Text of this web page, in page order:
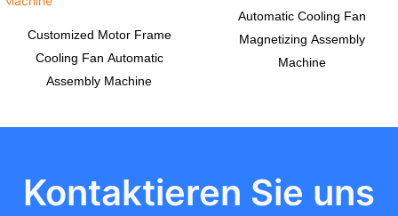
Customized Motor Frame
Cooling Fan Automatic
Assembly Machine
Automatic Cooling Fan
Magnetizing Assembly
Machine
Kontaktieren Sie uns